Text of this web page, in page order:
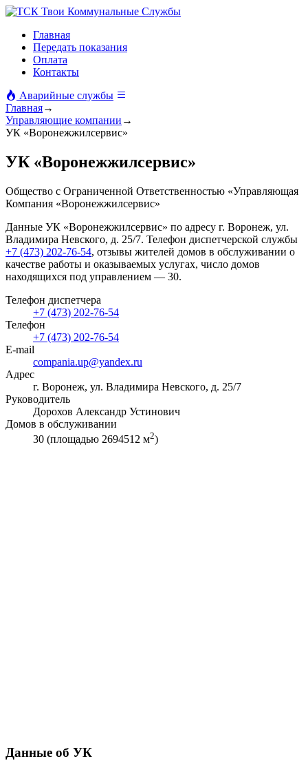
Твои Коммунальные Службы
Главная
Передать показания
Оплата
Контакты
Аварийные службы
Главная→
Управляющие компании →
УК «Воронежжилсервис»
УК «Воронежжилсервис»
Общество с Ограниченной Ответственностью «Управляющая
Компания «Воронежжилсервис»
Данные УК «Воронежжилсервис» по адресу г. Воронеж, ул.
Владимира Невского, д. 25/7. Телефон диспетчерской службы
+7 (473) 202-76-54, отзывы жителей домов в обслуживании о
качестве работы и оказываемых услугах, число домов
находящихся под управлением — 30.
Телефон диспетчера
+7 (473) 202-76-54
Телефон
+7 (473) 202-76-54
E-mail
compania.up@yandex.ru
Адрес
г. Воронеж, ул. Владимира Невского, д. 25/7
Руководитель
Дорохов Александр Устинович
Домов в обслуживании
30 (площадью 2694512 м2)
Данные об УК